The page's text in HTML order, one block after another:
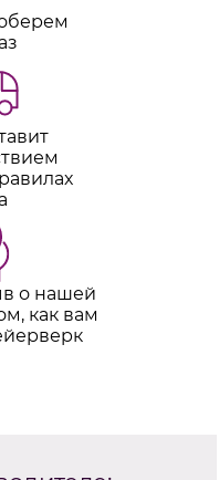
о нашей
как вам